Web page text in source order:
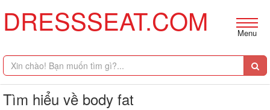
DRESSSEAT.COM Menu
Tìm hiểu về body fat